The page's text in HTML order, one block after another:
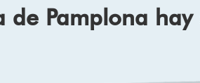
de Pamplona